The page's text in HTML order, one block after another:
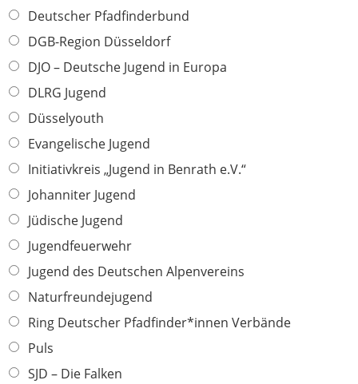
e
l
d
Deutscher Pfadfinderbund
DGB-Region Düsseldorf
DJO – Deutsche Jugend in Europa
DLRG Jugend
Düsselyouth
Evangelische Jugend
Initiativkreis „Jugend in Benrath e.V.“
Johanniter Jugend
Jüdische Jugend
Jugendfeuerwehr
Jugend des Deutschen Alpenvereins
Naturfreundejugend
Ring Deutscher Pfadfinder*innen Verbände
Puls
SJD – Die Falken